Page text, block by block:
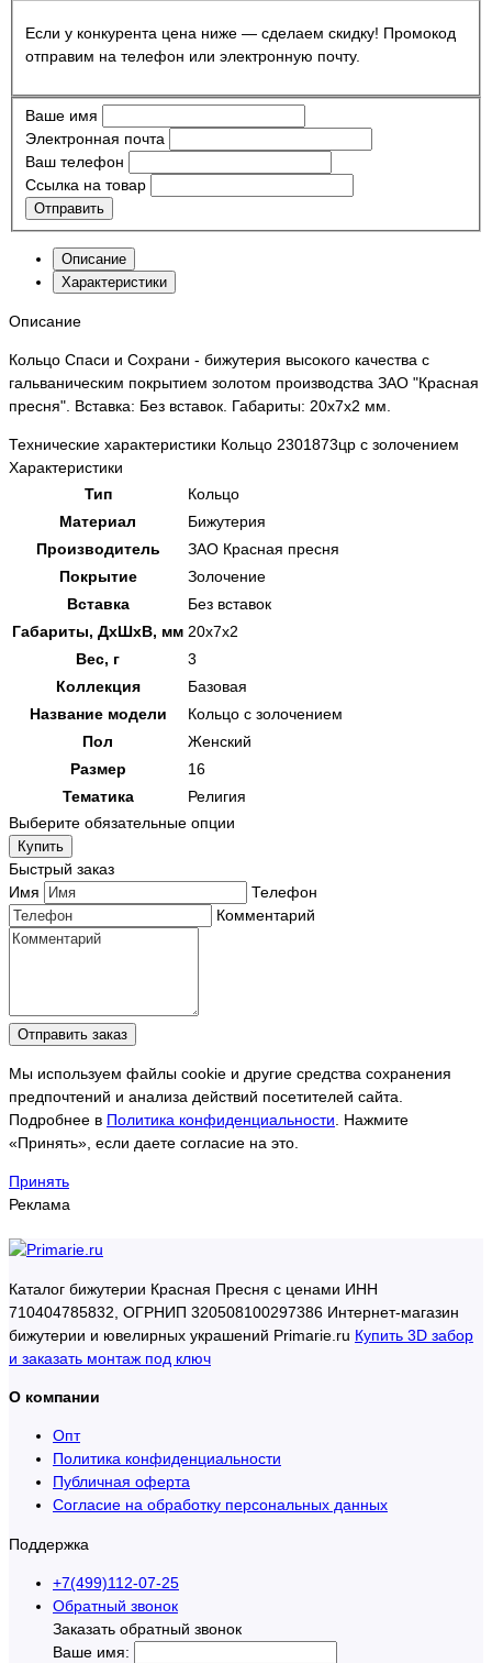
Если у конкурента цена ниже — сделаем скидку! Промокод
отправим на телефон или электронную почту.
Ваше имя
Электронная почта
Ваш телефон
Ссылка на товар
Отправить
Описание
Характеристики
Описание
Кольцо Спаси и Сохрани - бижутерия высокого качества с
гальваническим покрытием золотом производства ЗАО "Красная
пресня". Вставка: Без вставок. Габариты: 20х7х2 мм.
Технические характеристики Кольцо 2301873цр с золочением
Характеристики
Тип
Кольцо
Материал
Бижутерия
Производитель
ЗАО Красная пресня
Покрытие
Золочение
Вставка
Без вставок
Габариты, ДхШхВ, мм 20х7х2
Вес, г
3
Коллекция
Базовая
Название модели
Кольцо с золочением
Пол
Женский
Размер
16
Тематика
Религия
Выберите обязательные опции
Купить
Быстрый заказ
Имя
Телефон
Комментарий
Отправить заказ
Мы используем файлы cookie и другие средства сохранения
предпочтений и анализа действий посетителей сайта.
Подробнее в Политика конфиденциальности . Нажмите
«Принять», если даете согласие на это.
Принять
Реклама
Каталог бижутерии Красная Пресня с ценами ИНН
710404785832, ОГРНИП 320508100297386 Интернет-магазин
бижутерии и ювелирных украшений Primarie.ru Купить 3D забор
и заказать монтаж под ключ
О компании
Опт
Политика конфиденциальности
Публичная оферта
Согласие на обработку персональных данных
Поддержка
+7(499)112-07-25
Обратный звонок
Заказать обратный звонок
Ваше имя: